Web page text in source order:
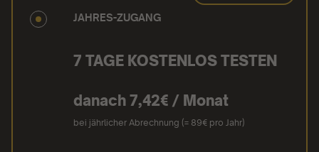
JAHRES-ZUGANG
7 TAGE KOSTENLOS TESTEN
danach 7,42€ / Monat
bei jährlicher Abrechnung (= 89€ pro Jahr)